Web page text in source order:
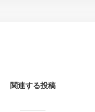
関連する投稿